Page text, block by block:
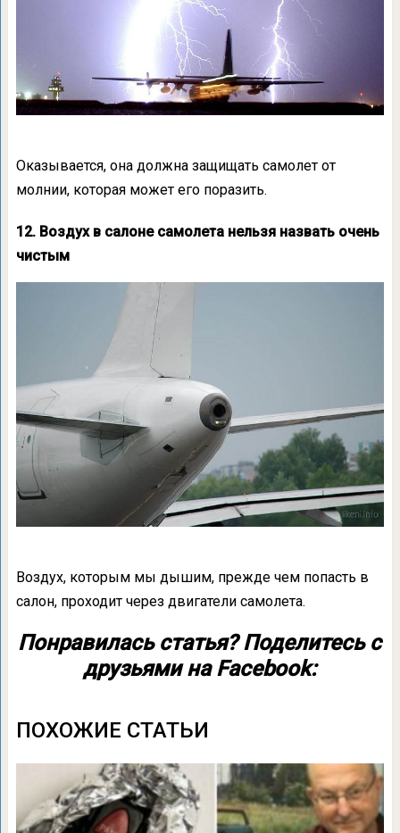
Оказывается, она должна защищать самолет от
молнии, которая может его поразить.
12. Воздух в салоне самолета нельзя назвать очень
чистым
Воздух, которым мы дышим, прежде чем попасть в
салон, проходит через двигатели самолета.
Понравилась статья? Поделитесь с
друзьями на Facebook:
ПОХОЖИЕ СТАТЬИ